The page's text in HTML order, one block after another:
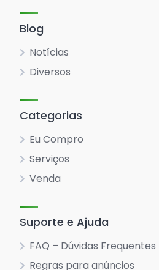
Blog
Notícias
Diversos
Categorias
Eu Compro
Serviços
Venda
Suporte e Ajuda
FAQ – Dúvidas Frequentes
Regras para anúncios